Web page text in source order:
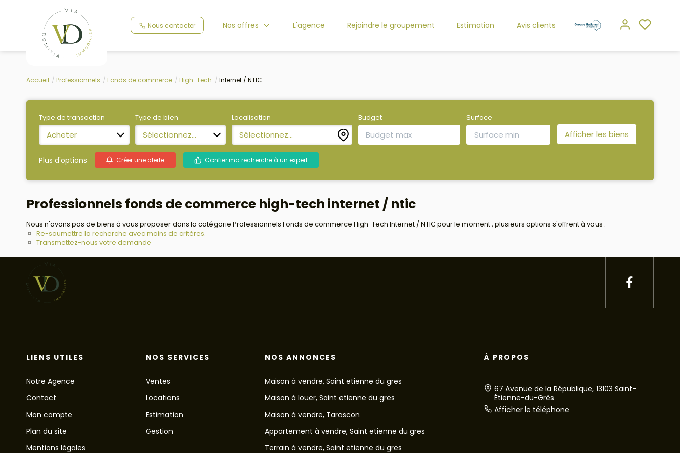
Nous contacter Nos offres L'agence Rejoindre le groupement Estimation Avis clients
Accueil Professionnels Fonds de commerce High-Tech Internet / NTIC
Type de transaction
Acheter
Type de bien
Sélectionnez...
Localisation
Sélectionnez...
Budget Surface
Plus d'options Créer une alerte Confier ma recherche à un expert
Professionnels fonds de commerce high-tech internet / ntic
Nous n'avons pas de biens à vous proposer dans la catégorie Professionnels Fonds de commerce High-Tech Internet / NTIC pour le moment , plusieurs options s'offrent à vous :
Re-soumettre la recherche avec moins de critères.
Transmettez-nous votre demande
LIENS UTILES
Notre Agence
Contact
Mon compte
Plan du site
Mentions légales
NOS SERVICES
Ventes
Locations
Estimation
Gestion
NOS ANNONCES
Maison à vendre, Saint etienne du gres
Maison à louer, Saint etienne du gres
Maison à vendre, Tarascon
Appartement à vendre, Saint etienne du gres
Terrain à vendre, Saint etienne du gres
À PROPOS
67 Avenue de la République, 13103 Saint-
Étienne-du-Grès
Afficher le téléphone